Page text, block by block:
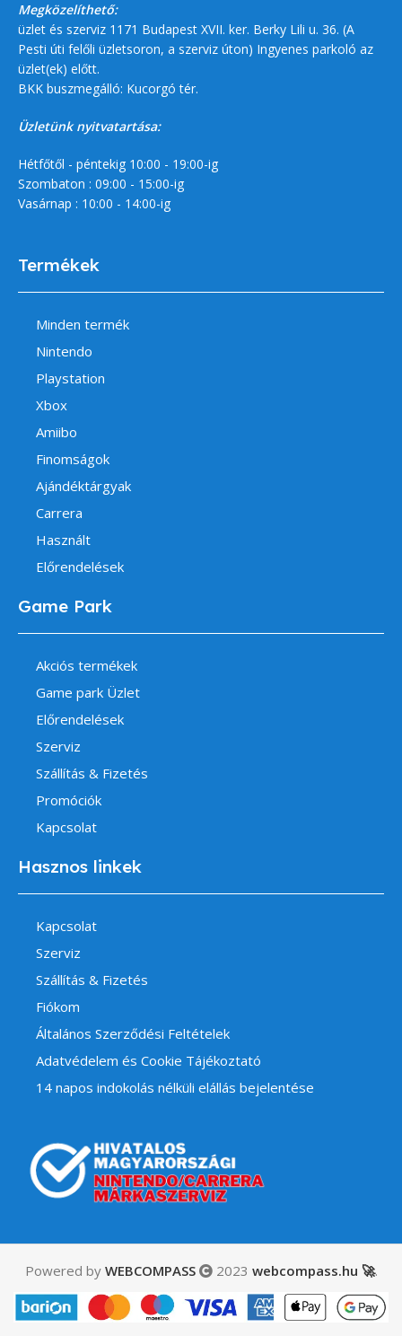
Megközelíthető:
üzlet és szerviz 1171 Budapest XVII. ker. Berky Lili u. 36. (A
Pesti úti felőli üzletsoron, a szerviz úton) Ingyenes parkoló az
üzlet(ek) előtt.
BKK buszmegálló: Kucorgó tér.
Üzletünk nyitvatartása:
Hétfőtől - péntekig 10:00 - 19:00-ig
Szombaton : 09:00 - 15:00-ig
Vasárnap : 10:00 - 14:00-ig
Termékek
Minden termék
Nintendo
Playstation
Xbox
Amiibo
Finomságok
Ajándéktárgyak
Carrera
Használt
Előrendelések
Game Park
Akciós termékek
Game park Üzlet
Előrendelések
Szerviz
Szállítás & Fizetés
Promóciók
Kapcsolat
Hasznos linkek
Kapcsolat
Szerviz
Szállítás & Fizetés
Fiókom
Általános Szerződési Feltételek
Adatvédelem és Cookie Tájékoztató
14 napos indokolás nélküli elállás bejelentése
Powered by WEBCOMPASS 2023 webcompass.hu 🚀.